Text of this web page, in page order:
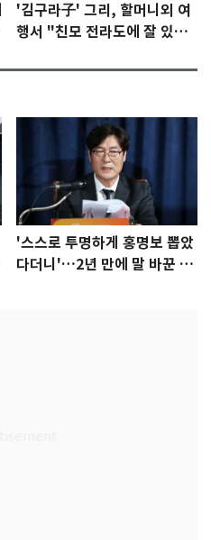
'김구라子' 그리, 할머니외 여
행서 "친모 전라도에 잘 있
'스스로 투명하게 홍명보 뽑았
다더니'…2년 만에 말 바꾼 이